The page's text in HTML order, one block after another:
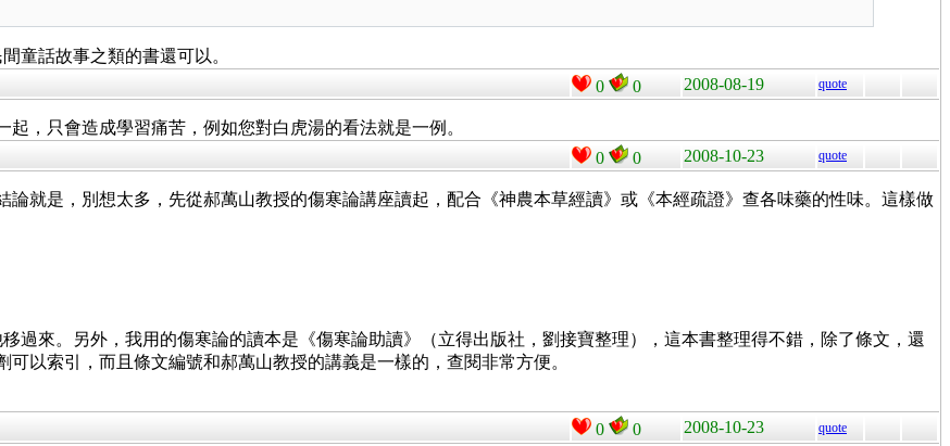
童話故事之類的書還可以。
0 0 2008-08-19 quote
，只會造成學習痛苦，例如您對白虎湯的看法就是一例。
0 0 2008-10-23 quote
論就是，別想太多，先從郝萬山教授的傷寒論講座讀起，配合《神農本草經讀》或《本經疏證》查各味藥的性味。這樣做
過來。另外，我用的傷寒論的讀本是《傷寒論助讀》（立得出版社，劉接寶整理），這本書整理得不錯，除了條文，還
以索引，而且條文編號和郝萬山教授的講義是一樣的，查閱非常方便。
0 0 2008-10-23 quote